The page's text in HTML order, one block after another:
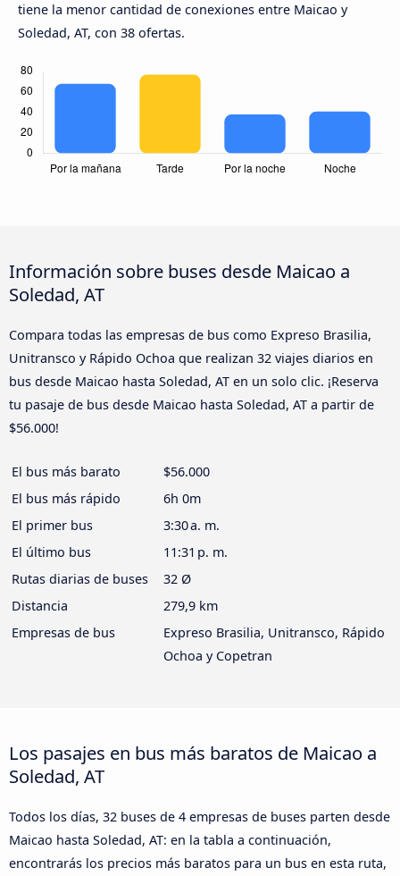
tiene la menor cantidad de conexiones entre Maicao y
Soledad, AT, con 38 ofertas.
Información sobre buses desde Maicao a
Soledad, AT
Compara todas las empresas de bus como Expreso Brasilia,
Unitransco y Rápido Ochoa que realizan 32 viajes diarios en
bus desde Maicao hasta Soledad, AT en un solo clic. ¡Reserva
tu pasaje de bus desde Maicao hasta Soledad, AT a partir de
$56.000!
El bus más barato
$56.000
El bus más rápido
6h 0m
El primer bus
3:30 a. m.
El último bus
11:31 p. m.
Rutas diarias de buses
32 Ø
Distancia
279,9 km
Empresas de bus
Expreso Brasilia, Unitransco, Rápido
Ochoa y Copetran
Los pasajes en bus más baratos de Maicao a
Soledad, AT
Todos los días, 32 buses de 4 empresas de buses parten desde
Maicao hasta Soledad, AT: en la tabla a continuación,
encontrarás los precios más baratos para un bus en esta ruta,